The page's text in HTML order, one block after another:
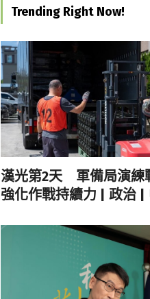
Trending Right Now!
漢光第2天 軍備局演練
強化作戰持續力 | 政治 |